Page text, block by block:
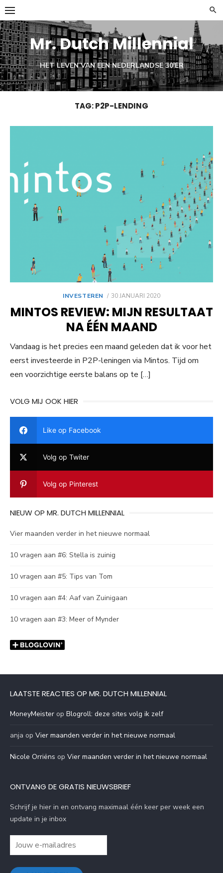
Ga
naar
de
inhoud
Mr. Dutch Millennial
HET LEVEN VAN EEN NEDERLANDSE 30'ER
TAG:P2P-LENDING
INVESTEREN
GEPLAATST
30 JANUARI 2020
MINTOS REVIEW: MIJN RESULTAAT
NA ÉÉN MAAND
Vandaag is het precies een maand geleden dat ik voor het
eerst investeerde in P2P-leningen via Mintos. Tijd om
een voorzichtige eerste balans op te […]
VOLG MIJ OOK HIER
Like op Facebook
Volg op Twiter
Volg op Pinterest
NIEUW OP MR. DUTCH MILLENNIAL
Vier maanden verder in het nieuwe normaal
10 vragen aan #6: Stella is zuinig
10 vragen aan #5: Tips van Tom
10 vragen aan #4: Aaf van Zuinigaan
10 vragen aan #3: Meer of Mynder
LAATSTE REACTIES OP MR. DUTCH MILLENNIAL
MoneyMeister op Blogroll: deze sites volg ik zelf
anja op Vier maanden verder in het nieuwe normaal
Nicole Orriëns op Vier maanden verder in het nieuwe normaal
ONTVANG DE GRATIS NIEUWSBRIEF
Schrijf je hier in en ontvang maximaal één keer per week een
update in je inbox